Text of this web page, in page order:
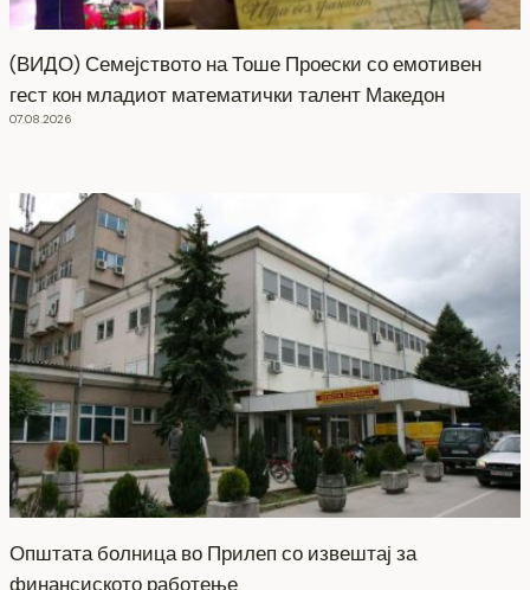
(ВИДО) Семејството на Тоше Проески со емотивен
гест кон младиот математички талент Македон
07.08.2026
Општата болница во Прилеп со извештај за
финансиското работење